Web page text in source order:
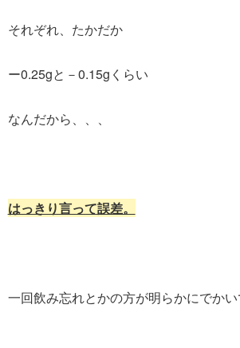
それぞれ、たかだか
ー0.25gと－0.15gくらい
なんだから、、、
はっきり言って誤差。
一回飲み忘れとかの方が明らかにでか